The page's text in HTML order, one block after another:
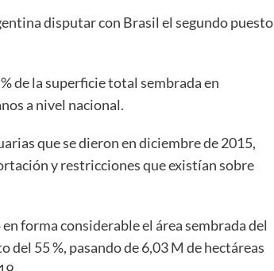
disputar con Brasil el segundo puesto
de la superficie total sembrada en
a nivel nacional.
que se dieron en diciembre de 2015,
y restricciones que existían sobre
forma considerable el área sembrada del
del 55 %, pasando de 6,03 M de hectáreas